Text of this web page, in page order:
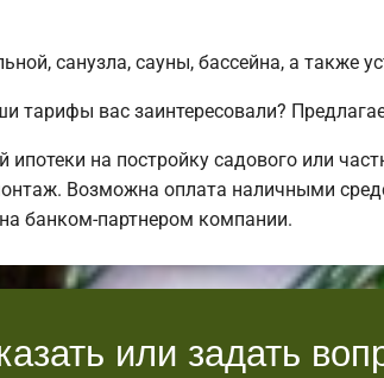
санузла, сауны, бассейна, а также
тарифы вас заинтересовали?
на постройку садового или
Возможна оплата наличными
банком-партнером компании.
или задать